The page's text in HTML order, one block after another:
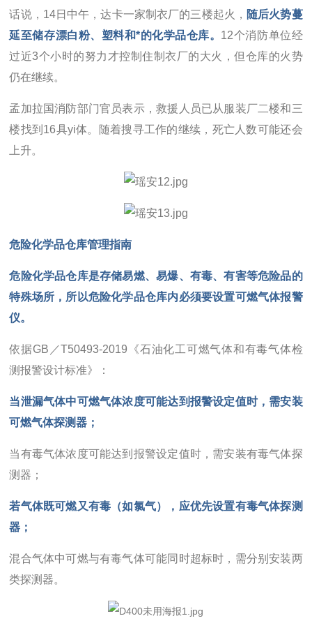
话说，14日中午，达卡一家制衣厂的三楼起火， 随后火势蔓
延至储存漂白粉、塑料和*的化学品仓库。 12个消防单位经
过近3个小时的努力才控制住制衣厂的大火，但仓库的火势
仍在继续。
孟加拉国消防部门官员表示，救援人员已从服装厂二楼和三
楼找到16具yi体。随着搜寻工作的继续，死亡人数可能还会
上升。
危险化学品仓库管理指南
危险化学品仓库是存储易燃、易爆、有毒、有害等危险品的
特殊场所，所以危险化学品仓库内必须要设置可燃气体报警
仪。
依据GB／T50493-2019《石油化工可燃气体和有毒气体检
测报警设计标准》：
当泄漏气体中可燃气体浓度可能达到报警设定值时，需安装
可燃气体探测器；
当有毒气体浓度可能达到报警设定值时，需安装有毒气体探
测器；
若气体既可燃又有毒（如氯气），应优先设置有毒气体探测
器；
混合气体中可燃与有毒气体可能同时超标时，需分别安装两
类探测器。